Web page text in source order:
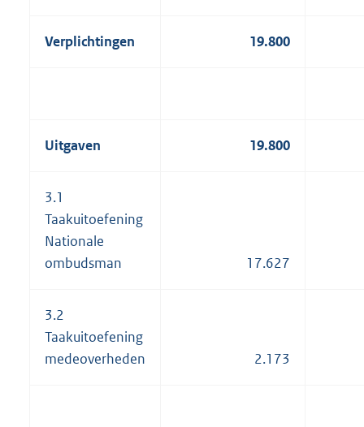
Verplichtingen 19.800
Uitgaven 19.800
3.1
Taakuitoefening
Nationale
ombudsman
17.627
3.2
Taakuitoefening
medeoverheden
2.173